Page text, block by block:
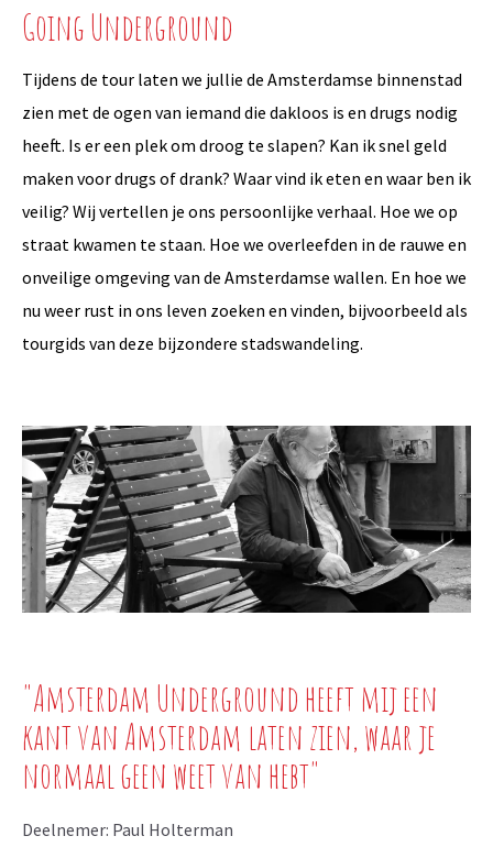
Going Underground
Tijdens de tour laten we jullie de Amsterdamse binnenstad
zien met de ogen van iemand die dakloos is en drugs nodig
heeft. Is er een plek om droog te slapen? Kan ik snel geld
maken voor drugs of drank? Waar vind ik eten en waar ben ik
veilig? Wij vertellen je ons persoonlijke verhaal. Hoe we op
straat kwamen te staan. Hoe we overleefden in de rauwe en
onveilige omgeving van de Amsterdamse wallen. En hoe we
nu weer rust in ons leven zoeken en vinden, bijvoorbeeld als
tourgids van deze bijzondere stadswandeling.
"Amsterdam Underground heeft mij een
kant van Amsterdam laten zien, waar je
normaal geen weet van hebt"
Deelnemer: Paul Holterman